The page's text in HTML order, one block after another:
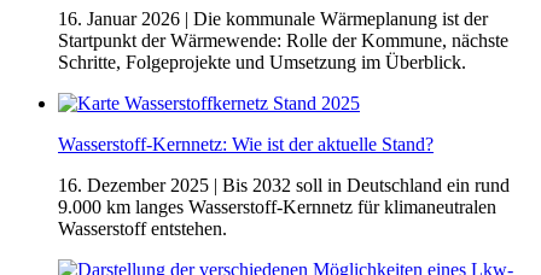
16. Januar 2026 | Die kommunale Wärmeplanung ist der
Startpunkt der Wärmewende: Rolle der Kommune, nächste
Schritte, Folgeprojekte und Umsetzung im Überblick.
Wasserstoff-Kernnetz: Wie ist der aktuelle Stand?
16. Dezember 2025 | Bis 2032 soll in Deutschland ein rund
9.000 km langes Wasserstoff-Kernnetz für klimaneutralen
Wasserstoff entstehen.